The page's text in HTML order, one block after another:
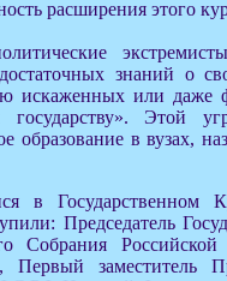
расширения этого
знаний о
искаженных или даже
Этой
образование в вузах,
в Государственном
Председатель
Собрания Российской
заместитель